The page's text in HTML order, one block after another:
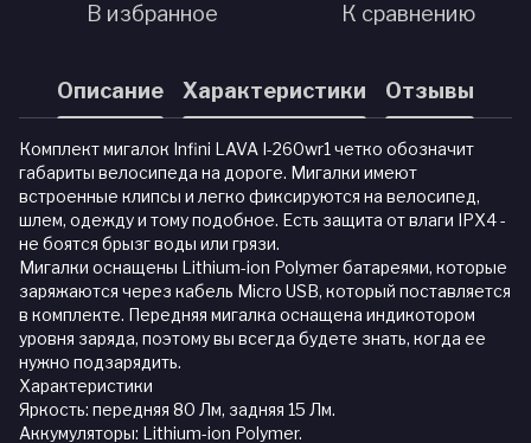
В избранное К сравнению
Описание Характеристики Отзывы
Комплект мигалок Infini LAVA I-260wr1 четко обозначит
габариты велосипеда на дороге. Мигалки имеют
встроенные клипсы и легко фиксируются на велосипед,
шлем, одежду и тому подобное. Есть защита от влаги IPX4 -
не боятся брызг воды или грязи.
Мигалки оснащены Lithium-ion Polymer батареями, которые
заряжаются через кабель Micro USB, который поставляется
в комплекте. Передняя мигалка оснащена индикотором
уровня заряда, поэтому вы всегда будете знать, когда ее
нужно подзарядить.
Характеристики
Яркость: передняя 80 Лм, задняя 15 Лм.
Аккумуляторы: Lithium-ion Polymer.